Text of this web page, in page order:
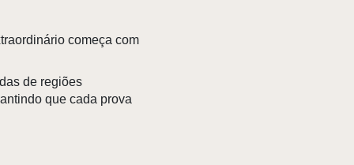
começa com
de regiões
que cada prova